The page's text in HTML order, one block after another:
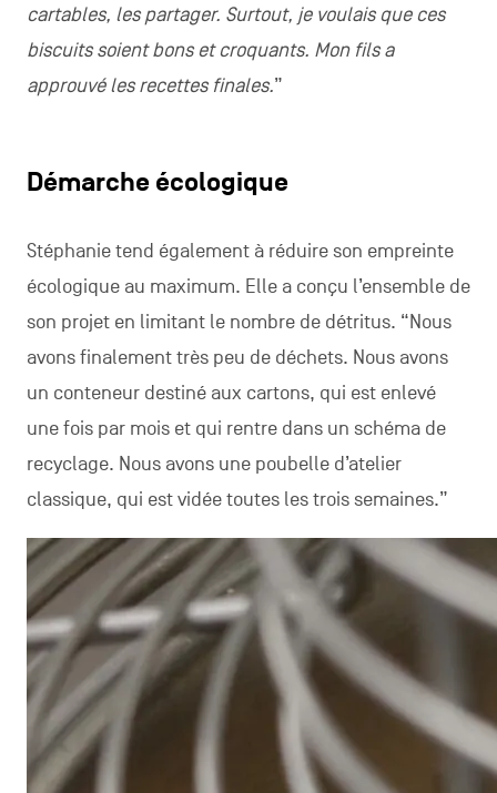
cartables, les partager. Surtout, je voulais que ces
biscuits soient bons et croquants. Mon fils a
approuvé les recettes finales.”
Démarche écologique
Stéphanie tend également à réduire son empreinte
écologique au maximum. Elle a conçu l’ensemble de
son projet en limitant le nombre de détritus. “Nous
avons finalement très peu de déchets. Nous avons
un conteneur destiné aux cartons, qui est enlevé
une fois par mois et qui rentre dans un schéma de
recyclage. Nous avons une poubelle d’atelier
classique, qui est vidée toutes les trois semaines.”